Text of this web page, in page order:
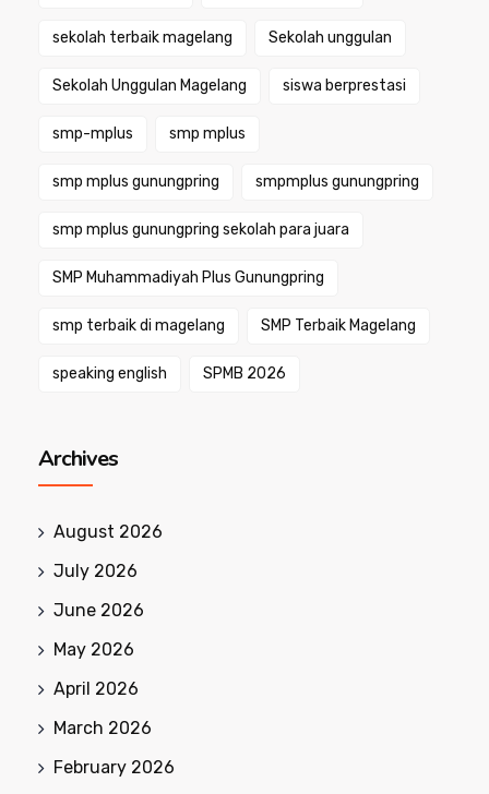
sekolah terbaik magelang Sekolah unggulan
Sekolah Unggulan Magelang siswa berprestasi
smp-mplus smp mplus
smp mplus gunungpring smpmplus gunungpring
smp mplus gunungpring sekolah para juara
SMP Muhammadiyah Plus Gunungpring
smp terbaik di magelang SMP Terbaik Magelang
speaking english SPMB 2026
Archives
August 2026
July 2026
June 2026
May 2026
April 2026
March 2026
February 2026